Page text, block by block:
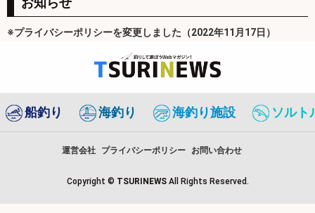
※プライバシーポリシーを変更しました（2022年11月17日）
船釣り 海釣り 海釣り施設 ソルト
運営会社 プライバシーポリシー お問い合わせ
Copyright © TSURINEWS All Rights Reserved.